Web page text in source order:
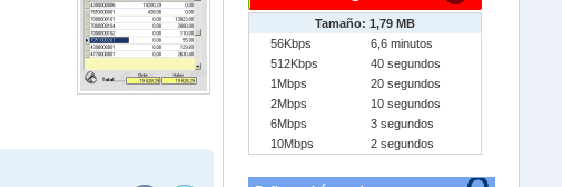
Tamaño: 1,79 MB
56Kbps
6,6 minutos
512Kbps
40 segundos
1Mbps
20 segundos
2Mbps
10 segundos
6Mbps
3 segundos
10Mbps
2 segundos